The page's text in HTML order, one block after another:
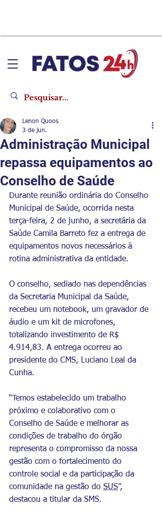
Administração Municipal
repassa equipamentos ao
Conselho de Saúde
Lenon Quoos
3 de jun.
Durante reunião ordinária do Conselho
Municipal de Saúde, ocorrida nesta
terça-feira, 2 de junho, a secretária da
Saúde Camila Barreto fez a entrega de
equipamentos novos necessários à
rotina administrativa da entidade.
O conselho, sediado nas dependências
da Secretaria Municipal da Saúde,
recebeu um notebook, um gravador de
áudio e um kit de microfones,
totalizando investimento de R$
4.914,83. A entrega ocorreu ao
presidente do CMS, Luciano Leal da
Cunha.
“Temos estabelecido um trabalho
próximo e colaborativo com o
Conselho de Saúde e melhorar as
condições de trabalho do órgão
representa o compromisso da nossa
gestão com o fortalecimento do
controle social e da participação da
comunidade na gestão do SUS”,
destacou a titular da SMS.